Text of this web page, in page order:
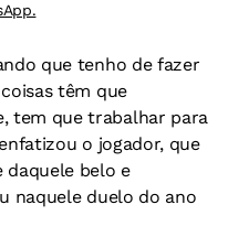
que tenho de fazer
têm que
tem que trabalhar para
o jogador, que
daquele belo e
naquele duelo do ano